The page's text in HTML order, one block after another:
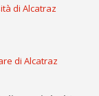
di Alcatraz
di Alcatraz